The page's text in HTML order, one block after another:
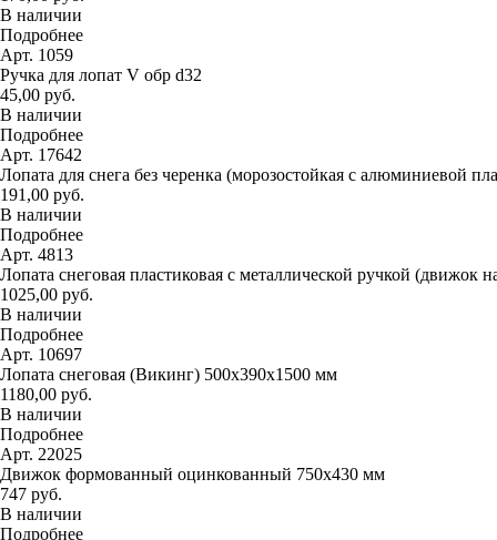
В наличии
Подробнее
Арт. 1059
Ручка для лопат V обр d32
45,00 руб.
В наличии
Подробнее
Арт. 17642
Лопата для снега без черенка (морозостойкая с алюминиевой
191,00 руб.
В наличии
Подробнее
Арт. 4813
Лопата снеговая пластиковая с металлической ручкой (движок
1025,00 руб.
В наличии
Подробнее
Арт. 10697
Лопата снеговая (Викинг) 500х390х1500 мм
1180,00 руб.
В наличии
Подробнее
Арт. 22025
Движок формованный оцинкованный 750х430 мм
747 руб.
В наличии
Подробнее